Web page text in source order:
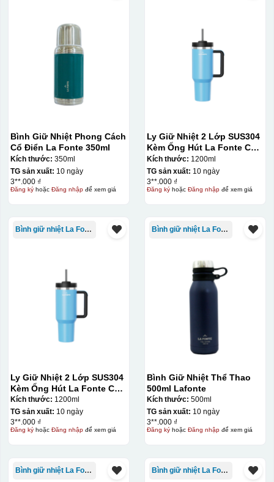
Hộp xi ly sứ
Bình Giữ Nhiệt Phong Cách
Cổ Điển La Fonte 350ml
Kích thước: 350ml
TG sản xuất: 10 ngày
3**.000 ₫
Đăng kýhoặc Đăng nhậpđể xem giá
Ly Giữ Nhiệt 2 Lớp SUS304
Kèm Ống Hút La Fonte Có
Tay Cầm 1200ml
Kích thước: 1200ml
TG sản xuất: 10 ngày
3**.000 ₫
Đăng kýhoặc Đăng nhậpđể xem giá
Bình giữ nhiệt La Fonte
Ly Giữ Nhiệt 2 Lớp SUS304
Kèm Ống Hút La Fonte Có
Tay Cầm 1200ml
Kích thước: 1200ml
TG sản xuất: 10 ngày
3**.000 ₫
Đăng kýhoặc Đăng nhậpđể xem giá
Bình giữ nhiệt La Fonte
Bình Giữ Nhiệt Thể Thao
500ml Lafonte
Kích thước: 500ml
TG sản xuất: 10 ngày
3**.000 ₫
Đăng kýhoặc Đăng nhậpđể xem giá
Bình giữ nhiệt La Fonte Bình giữ nhiệt La Fonte